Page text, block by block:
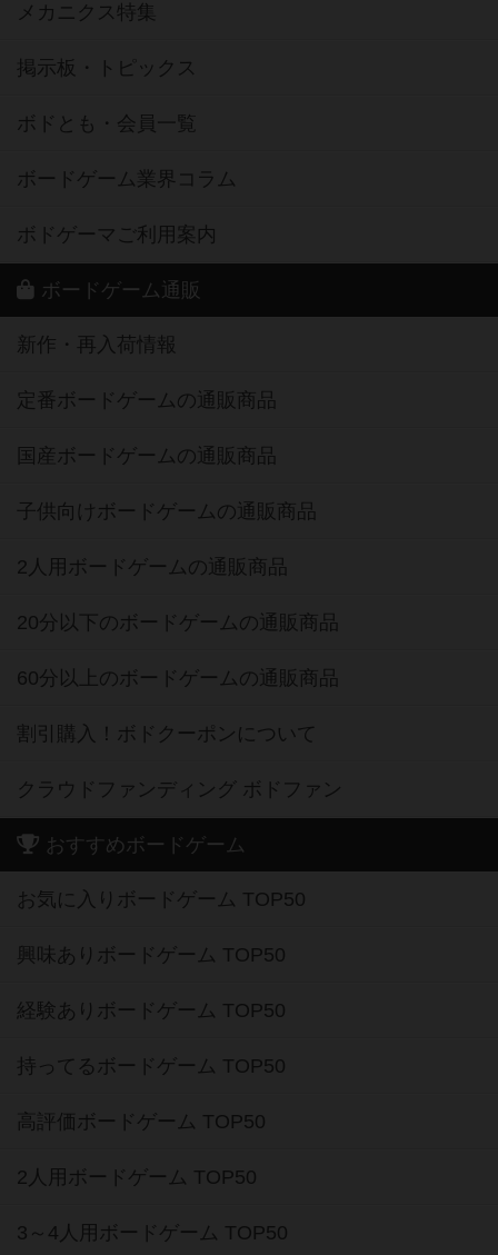
メカニクス特集
掲示板・トピックス
ボドとも・会員一覧
ボードゲーム業界コラム
ボドゲーマご利用案内
ボードゲーム通販
新作・再入荷情報
定番ボードゲームの通販商品
国産ボードゲームの通販商品
子供向けボードゲームの通販商品
2人用ボードゲームの通販商品
20分以下のボードゲームの通販商品
60分以上のボードゲームの通販商品
割引購入！ボドクーポンについて
クラウドファンディング ボドファン
おすすめボードゲーム
お気に入りボードゲーム TOP50
興味ありボードゲーム TOP50
経験ありボードゲーム TOP50
持ってるボードゲーム TOP50
高評価ボードゲーム TOP50
2人用ボードゲーム TOP50
3～4人用ボードゲーム TOP50